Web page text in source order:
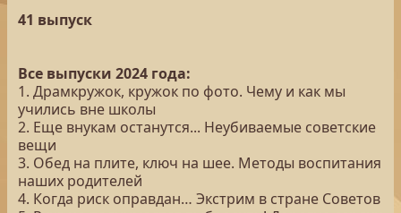
41 выпуск
Все выпуски 2024 года:
1. Драмкружок, кружок по фото. Чему и как мы
учились вне школы
2. Еще внукам останутся... Неубиваемые советские
вещи
3. Обед на плите, ключ на шее. Методы воспитания
наших родителей
4. Когда риск оправдан… Экстрим в стране Советов